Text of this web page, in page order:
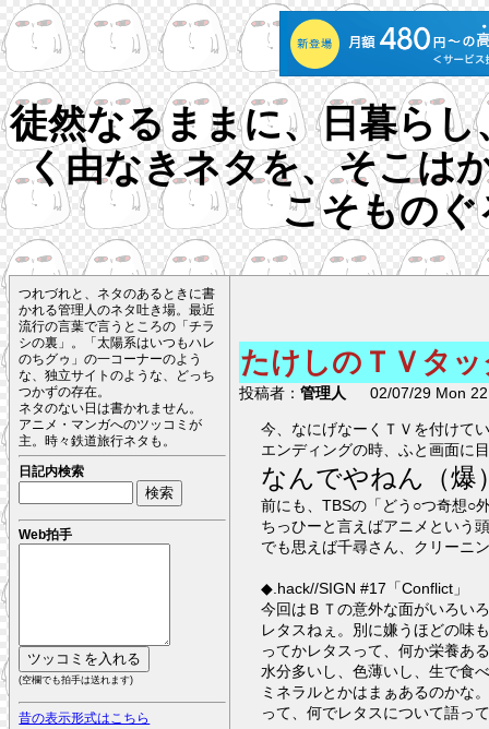
徒然なるままに、日暮ら
く由なきネタを、そこは
こそもの
つれづれと、ネタのあるときに書
かれる管理人のネタ吐き場。最近
流行の言葉で言うところの「チラ
シの裏」。「太陽系はいつもハレ
のちグゥ」の一コーナーのよう
な、独立サイトのような、どっち
つかずの存在。
ネタのない日は書かれません。
アニメ・マンガへのツッコミが
主。時々鉄道旅行ネタも。
日記内検索
Web拍手
(空欄でも拍手は送れます)
昔の表示形式はこちら
たけしのＴＶタ
投稿者：管理人 02/07/29 Mon
今、なにげなーくＴＶを付けて
エンディングの時、ふと画面に
なんでやねん（爆
前にも、TBSの「どう○つ奇想○
ちっひーと言えばアニメという
でも思えば千尋さん、クリーニ
◆.hack//SIGN #17「Conflict」
今回はＢＴの意外な面がいろい
レタスねぇ。別に嫌うほどの味
ってかレタスって、何か栄養あ
水分多いし、色薄いし、生で食
ミネラルとかはまぁあるのかな
って、何でレタスについて語っ